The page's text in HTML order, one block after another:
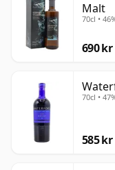
Malt
70cl •
690 kr
70cl •
585 kr